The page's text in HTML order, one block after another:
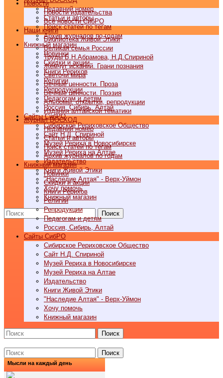
Недавний номер
Статьи и авторы
Поиск статей по тегам
Архив журналов по годам
Книжный магазин
Новинки
Скидки и акции
Книги Рерихов
Религии
Репродукции
Педагогам и детям
Россия, Сибирь, Алтай
Cайты СибРО
Сибирское Рериховское Общество
Сайт Н.Д. Спириной
Музей Рериха в Новосибирске
Музей Рериха на Алтае
Издательство
Книги Живой Этики
"Наследие Алтая" - Верх-Уймон
Хочу помочь
Книжный магазин
Поиск
Новости
Новости издательства
Все новости СибРО
Наши книги
Библиотека Живой Этики
Великая семья России
Труды Б.Н.Абрамова, Н.Д.Спириной
Жемчуг исканий. Грани познания
Светочи мира
Вечные ценности. Проза
Вечные ценности. Поэзия
Альбомы, открытки, репродукции
Издания алтайской тематики
Журнал ВОСХОД
Недавний номер
Статьи и авторы
Поиск статей по тегам
Архив журналов по годам
Книжный магазин
Новинки
Скидки и акции
Книги Рерихов
Религии
Репродукции
Педагогам и детям
Россия, Сибирь, Алтай
Cайты СибРО
Сибирское Рериховское Общество
Сайт Н.Д. Спириной
Музей Рериха в Новосибирске
Музей Рериха на Алтае
Издательство
Книги Живой Этики
"Наследие Алтая" - Верх-Уймон
Хочу помочь
Книжный магазин
Поиск
Поиск
Мысли на каждый день